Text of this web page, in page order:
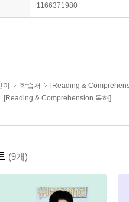
1166371980
학습서
[Reading &
[Reading & Comprehension 독해]
(9개)